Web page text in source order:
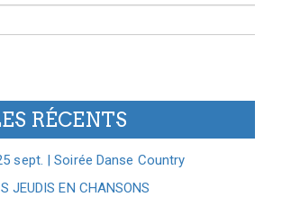
RÉCENTS
sept. | Soirée Danse Country
JEUDIS EN CHANSONS